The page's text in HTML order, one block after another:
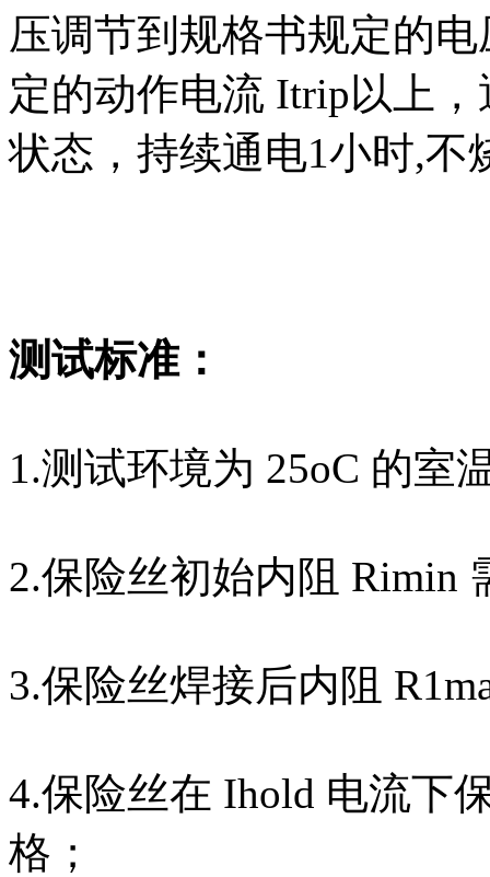
压调节到规格书规定的
定的动作电流 Itrip以上
状态，持续通电1小时,不
测试标准：
1.测试环境为 25oC 的室
2.保险丝初始内阻 Rimin
3.保险丝焊接后内阻
4.保险丝在 Ihold 电流下
格；